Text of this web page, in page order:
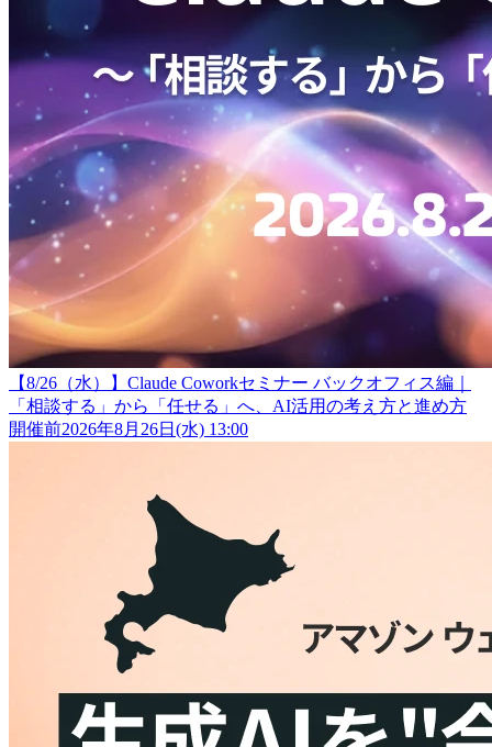
【8/26（水）】Claude Coworkセミナー バックオフィス編｜
「相談する」から「任せる」へ、AI活用の考え方と進め方
開催前2026年8月26日(水) 13:00